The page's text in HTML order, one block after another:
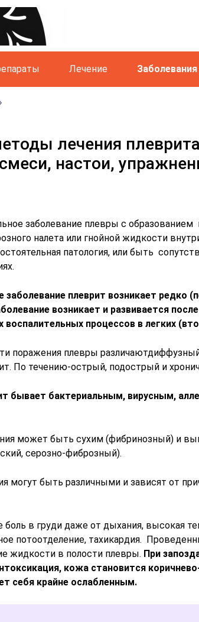
Лечение Заболевания
лечения
настои,
заболевание плевры с образованием
налета или гнойной жидкости
патология, или быть
заболевание плеврит возникает редко
возникает и развивается
воспалительных процессов в легких
поражения плевры
По течению-острый, подострый и
бывает бактериальным, вирусным,
может быть сухим (фибринозный) и
серозно-фиброзный).
могут быть различными и зависят от
боль в груди даже от дыхания, высокая
потоотделение, тахикардия.
жидкости в полости плевры. При
кожа становится
себя крайне ослабленным.